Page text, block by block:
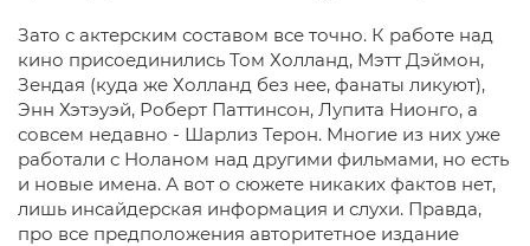
Зато с актерским составом все точно. К работе над
кино присоединились Том Холланд, Мэтт Дэймон,
Зендая (куда же Холланд без нее, фанаты ликуют),
Энн Хэтэуэй, Роберт Паттинсон, Лупита Нионго, а
совсем недавно - Шарлиз Терон. Многие из них уже
работали с Ноланом над другими фильмами, но есть
и новые имена. А вот о сюжете никаких фактов нет,
лишь инсайдерская информация и слухи. Правда,
про все предположения авторитетное издание